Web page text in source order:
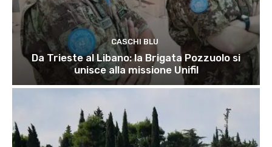
CASCHI BLU
Da Trieste al Libano: la Brigata Pozzuolo si
unisce alla missione Unifil